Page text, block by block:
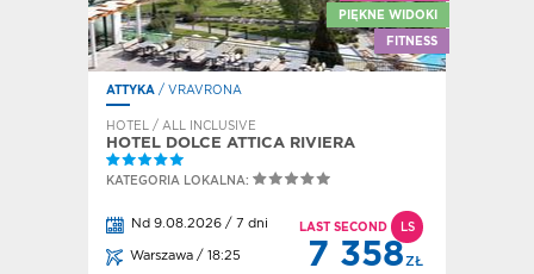
PIĘKNE WIDOKI
FITNESS
ATTYKA / VRAVRONA
HOTEL / ALL INCLUSIVE
HOTEL DOLCE ATTICA RIVIERA
KATEGORIA LOKALNA:
Nd 9.08.2026 / 7 dni
Warszawa / 18:25
LAST SECOND LS
7 358ZŁ